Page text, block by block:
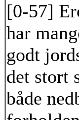
[0-57]
har
godt
det stort
både